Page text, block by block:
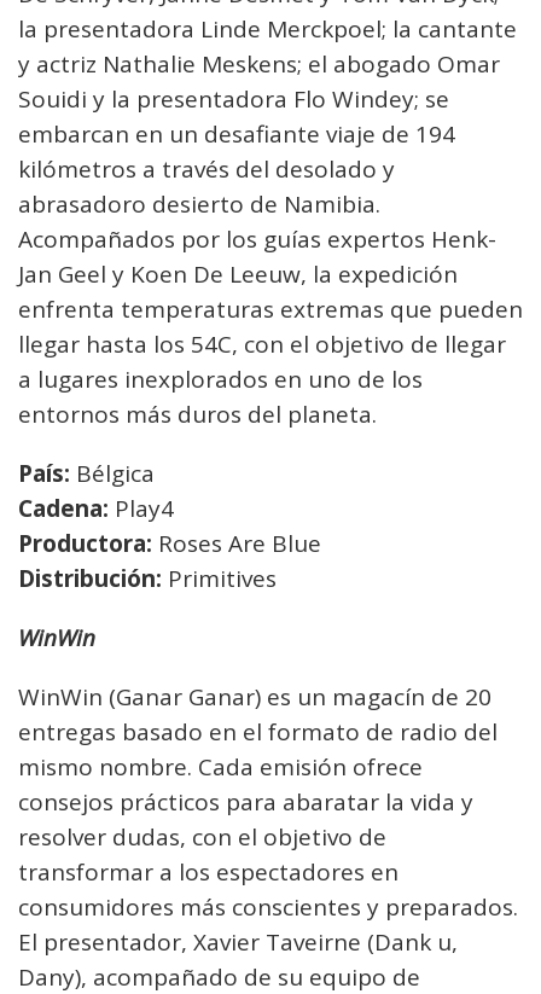
la presentadora Linde Merckpoel; la cantante
y actriz Nathalie Meskens; el abogado Omar
Souidi y la presentadora Flo Windey; se
embarcan en un desafiante viaje de 194
kilómetros a través del desolado y
abrasadoro desierto de Namibia.
Acompañados por los guías expertos Henk-
Jan Geel y Koen De Leeuw, la expedición
enfrenta temperaturas extremas que pueden
llegar hasta los 54C, con el objetivo de llegar
a lugares inexplorados en uno de los
entornos más duros del planeta.
País: Bélgica
Cadena: Play4
Productora: Roses Are Blue
Distribución: Primitives
WinWin
WinWin (Ganar Ganar) es un magacín de 20
entregas basado en el formato de radio del
mismo nombre. Cada emisión ofrece
consejos prácticos para abaratar la vida y
resolver dudas, con el objetivo de
transformar a los espectadores en
consumidores más conscientes y preparados.
El presentador, Xavier Taveirne (Dank u,
Dany), acompañado de su equipo de